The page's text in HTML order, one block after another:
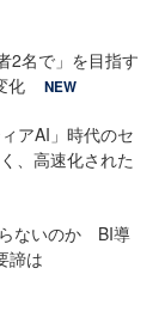
2名で」を目指す
化
NEW
アAI」時代のセ
、高速化された
らないのか BI導
諦は